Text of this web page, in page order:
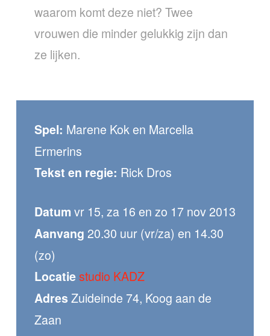
waarom komt deze niet? Twee
vrouwen die minder gelukkig zijn dan
ze lijken.
Spel: Marene Kok en Marcella
Ermerins
Tekst en regie: Rick Dros
Datum vr 15, za 16 en zo 17 nov 2013
Aanvang 20.30 uur (vr/za) en 14.30
(zo)
Locatiestudio KADZ
Adres Zuideinde 74, Koog aan de
Zaan